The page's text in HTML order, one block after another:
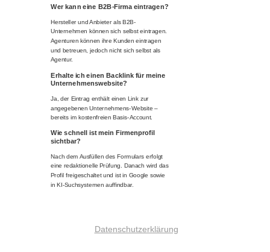
Datenschutzerklärung
Wer kann eine B2B-Firma eintragen?
Hersteller und Anbieter als B2B-
Unternehmen können sich selbst eintragen.
Agenturen können ihre Kunden eintragen
und betreuen, jedoch nicht sich selbst als
Agentur.
Erhalte ich einen Backlink für meine
Unternehmenswebsite?
Ja, der Eintrag enthält einen Link zur
angegebenen Unternehmens-Website –
bereits im kostenfreien Basis-Account.
Wie schnell ist mein Firmenprofil
sichtbar?
Nach dem Ausfüllen des Formulars erfolgt
eine redaktionelle Prüfung. Danach wird das
Profil freigeschaltet und ist in Google sowie
in KI-Suchsystemen auffindbar.